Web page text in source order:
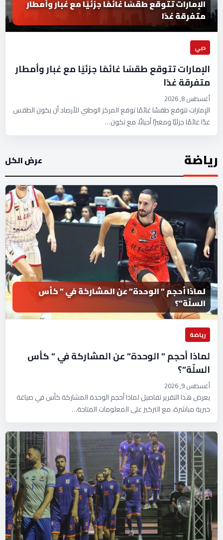
الإمارات تتوقع طقسًا غائمًا جزئيًا مع غبار وأمطار
متفرقة غدًا
دبي
الإمارات تتوقع طقسًا غائمًا جزئيًا مع غبار وأمطار
متفرقة غدًا
أغسطس 8, 2026
الإمارات تتوقع طقسًا غائمًا توقع المركز الوطني للأرصاد أن يكون الطقس
غدًا غائمًا جزئيًا ومغبرًا أحيانًا، مع تكون…
رياضة عرض الكل
لماذا أحجم ” الوحدة” عن المشاركة في ” كأس
السلّة”؟
رياضة
لماذا أحجم ” الوحدة” عن المشاركة في ” كأس
السلّة”؟
أغسطس 9, 2026
يعرض هذا التقرير تفاصيل لماذا أحجم الوحدة المشاركة كأس في صياغة
خبرية مباشرة، مع التركيز على المعلومات المتاحة…